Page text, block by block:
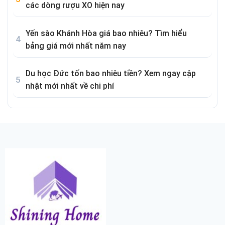
các dòng rượu XO hiện nay
Yến sào Khánh Hòa giá bao nhiêu? Tìm hiểu
bảng giá mới nhất năm nay
Du học Đức tốn bao nhiêu tiền? Xem ngay cập
nhật mới nhất về chi phí